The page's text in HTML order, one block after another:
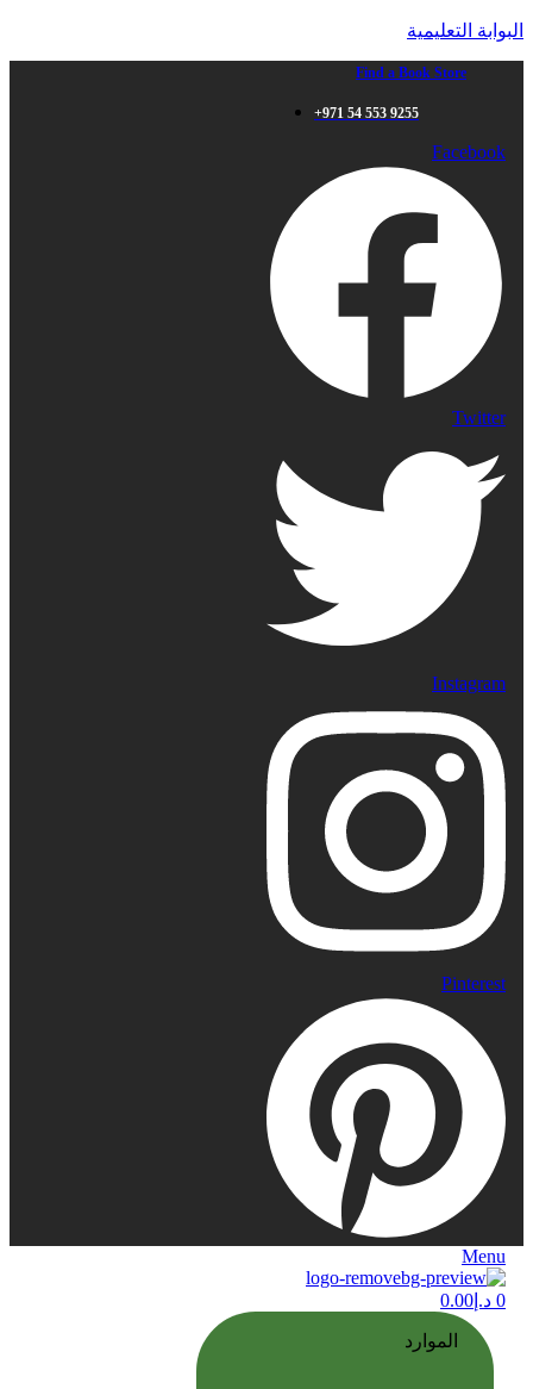
البوابة التعليمية
Find a Book Store
+971 54 553 9255
Facebook
Twitter
Instagram
Pinterest
Menu
0 د.إ 0.00
الموارد